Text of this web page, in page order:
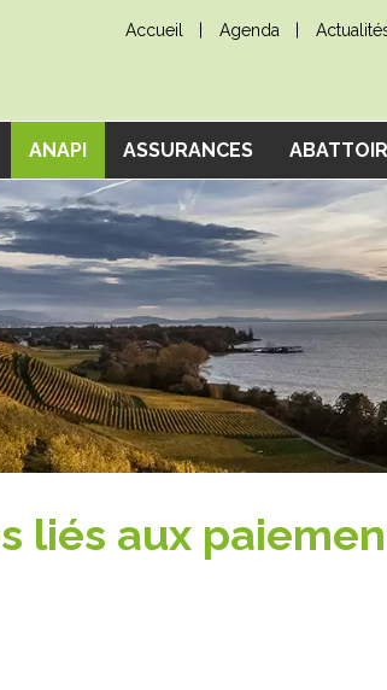
Accueil Agenda
ANAPI ASSURANCES
liés aux